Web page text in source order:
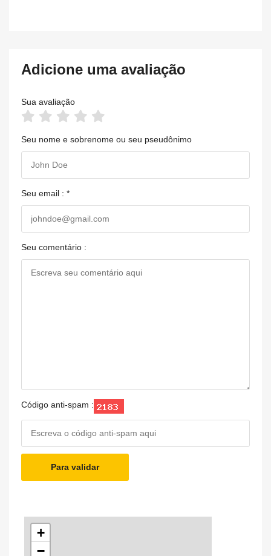
Adicione uma avaliação
Sua avaliação
Seu nome e sobrenome ou seu pseudônimo
Seu email : *
Seu comentário :
Código anti-spam :
Para validar
+
−